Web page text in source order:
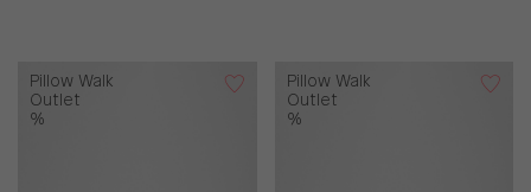
Pillow Walk
Outlet
%
Pillow Walk
Outlet
%